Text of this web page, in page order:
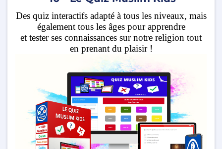
Des quiz interactifs adapté à tous les niveaux, mais
également tous les âges pour apprendre
et tester ses connaissances sur notre religion tout
en prenant du plaisir !